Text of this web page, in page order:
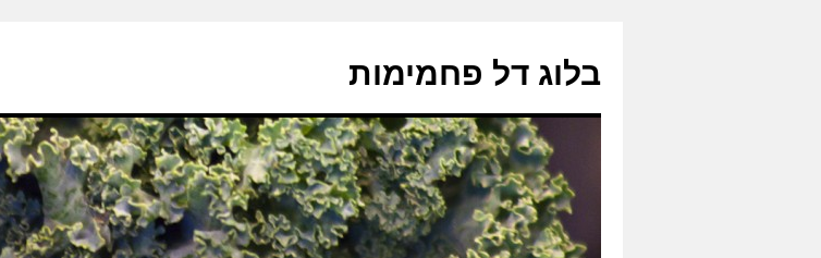
בלוג דל פחמימות